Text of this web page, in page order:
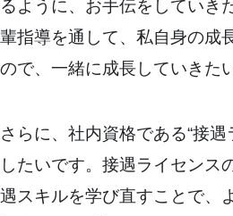
るように、お手伝をしていき
輩指導を通して、私自身の成
ので、一緒に成長していきた
さらに、社内資格である“接
したいです。接遇ライセンス
遇スキルを学び直すことで、